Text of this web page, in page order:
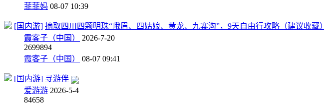
菲菲妈 08-07 10:39
[国内游] 摘取四川四颗明珠“峨眉、四姑娘、黄龙、九寨沟”，9天自由行攻略（建议收藏）
霞客子（中国）
2026-7-20
2699894
霞客子（中国）
08-07 09:41
[国内游] 寻游伴
爱游游 2026-5-4
84658